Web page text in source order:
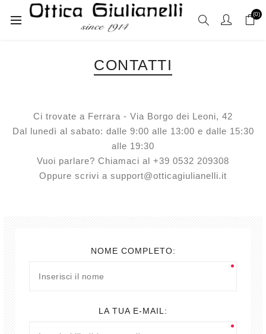
(0)
CONTATTI
Ci trovate a Ferrara - Via Borgo dei Leoni, 42
Dal lunedì al sabato: dalle 9:00 alle 13:00 e dalle 15:30
alle 19:30
Vuoi parlare? Chiamaci al +39 0532 209308
Oppure scrivi a support@otticagiulianelli.it
NOME COMPLETO:
LA TUA E-MAIL: